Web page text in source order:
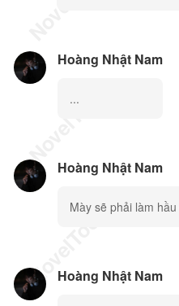
Hoàng Nhật Nam
...
Hoàng Nhật Nam
Mày sẽ phải làm
Hoàng Nhật Nam